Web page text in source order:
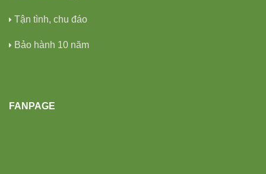
Tận tình, chu đáo
Bảo hành 10 năm
FANPAGE